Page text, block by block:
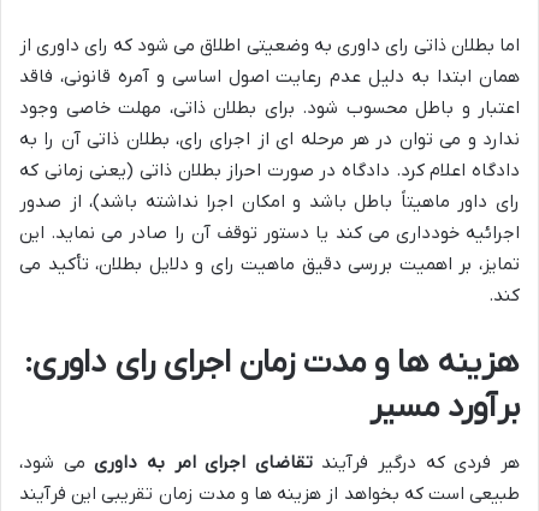
اما بطلان ذاتی رای داوری به وضعیتی اطلاق می شود که رای داوری از
همان ابتدا به دلیل عدم رعایت اصول اساسی و آمره قانونی، فاقد
اعتبار و باطل محسوب شود. برای بطلان ذاتی، مهلت خاصی وجود
ندارد و می توان در هر مرحله ای از اجرای رای، بطلان ذاتی آن را به
دادگاه اعلام کرد. دادگاه در صورت احراز بطلان ذاتی (یعنی زمانی که
رای داور ماهیتاً باطل باشد و امکان اجرا نداشته باشد)، از صدور
اجرائیه خودداری می کند یا دستور توقف آن را صادر می نماید. این
تمایز، بر اهمیت بررسی دقیق ماهیت رای و دلایل بطلان، تأکید می
کند.
هزینه ها و مدت زمان اجرای رای داوری:
برآورد مسیر
هر فردی که درگیر فرآیندتقاضای اجرای امر به داوریمی شود،
طبیعی است که بخواهد از هزینه ها و مدت زمان تقریبی این فرآیند